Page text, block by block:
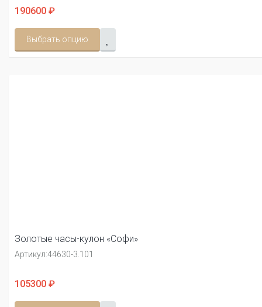
190600 ₽
Выбрать опцию
Золотые часы-кулон «Софи»
Артикул:44630-3.101
105300 ₽